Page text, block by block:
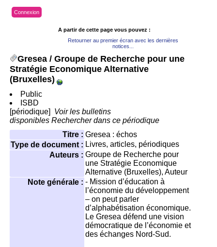
Connexion
A partir de cette page vous pouvez :
Retourner au premier écran avec les dernières
notices...
Gresea / Groupe de Recherche pour une
Stratégie Economique Alternative
(Bruxelles)
Public
ISBD
[périodique]
Voir les bulletins
disponibles Rechercher dans ce périodique
Titre : Gresea : échos
Type de document : Livres, articles, périodiques
Auteurs : Groupe de Recherche pour
une Stratégie Economique
Alternative (Bruxelles), Auteur
Note générale : - Mission d’éducation à
l’économie du développement
– on peut parler
d’alphabétisation économique.
Le Gresea défend une vision
démocratique de l’économie et
des échanges Nord-Sud.